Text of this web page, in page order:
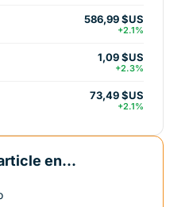
586,99 $US
+2.1%
1,09 $US
+2.3%
73,49 $US
+2.1%
en...